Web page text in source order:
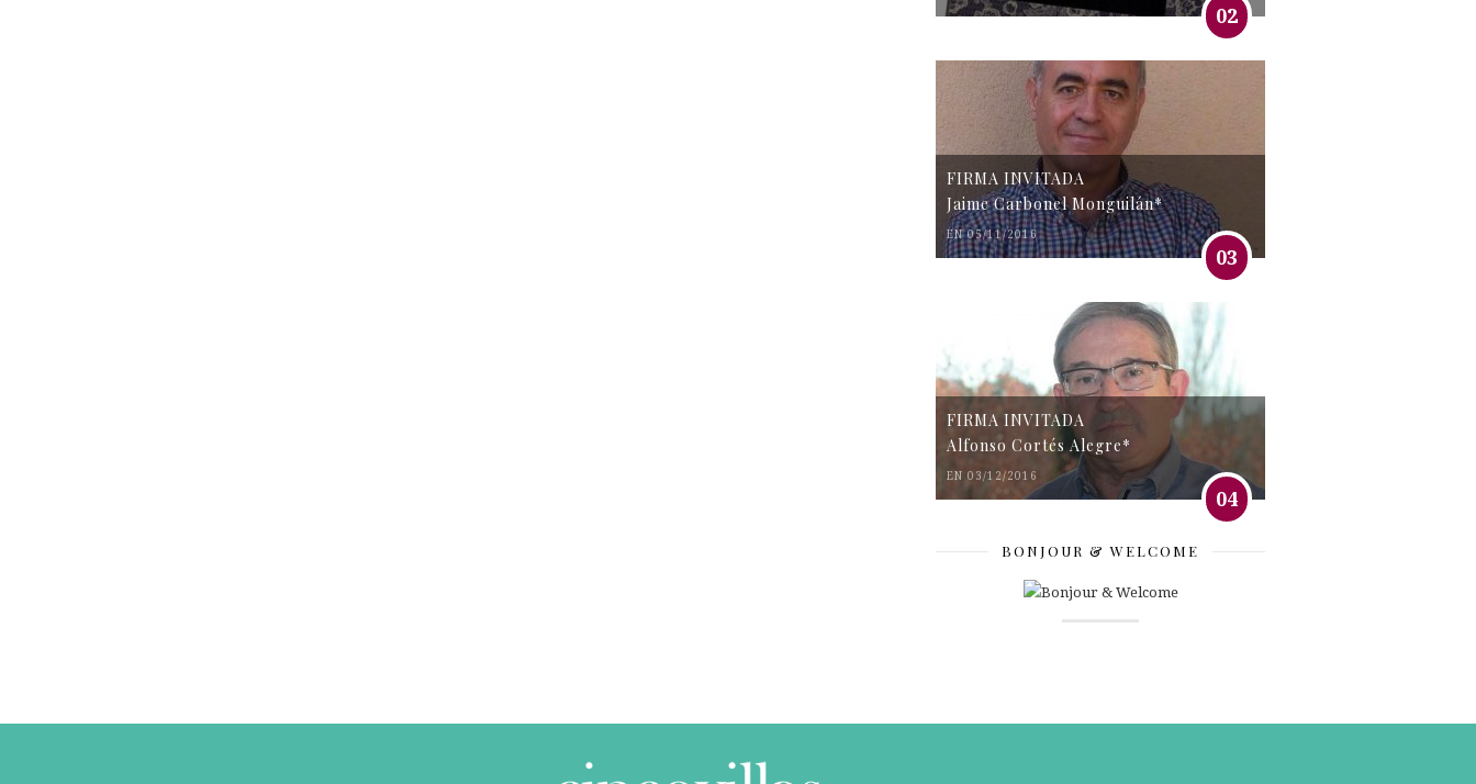
02
FIRMA INVITADA
Jaime Carbonel Monguilán*
EN 05/11/2016
03
FIRMA INVITADA
Alfonso Cortés Alegre*
EN 03/12/2016
04
BONJOUR & WELCOME